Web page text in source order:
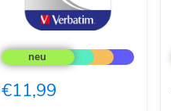
Verbatim
USB-
Stick
2.0
€11,99